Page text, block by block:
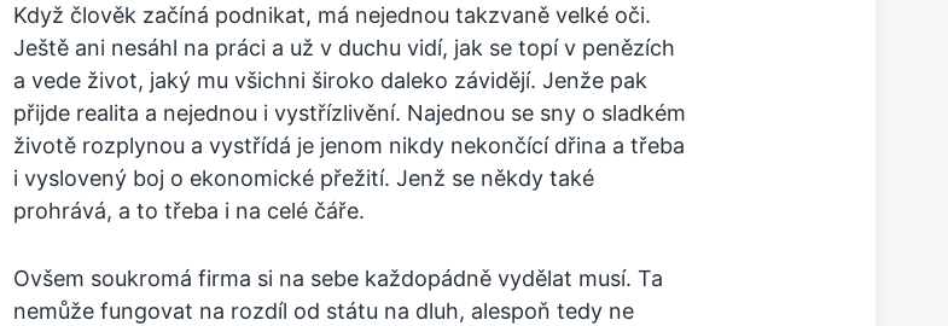
Když člověk začíná podnikat, má nejednou takzvaně velké oči.
Ještě ani nesáhl na práci a už v duchu vidí, jak se topí v penězích
a vede život, jaký mu všichni široko daleko závidějí. Jenže pak
přijde realita a nejednou i vystřízlivění. Najednou se sny o sladkém
životě rozplynou a vystřídá je jenom nikdy nekončící dřina a třeba
i vyslovený boj o ekonomické přežití. Jenž se někdy také
prohrává, a to třeba i na celé čáře.
Ovšem soukromá firma si na sebe každopádně vydělat musí. Ta
nemůže fungovat na rozdíl od státu na dluh, alespoň tedy ne